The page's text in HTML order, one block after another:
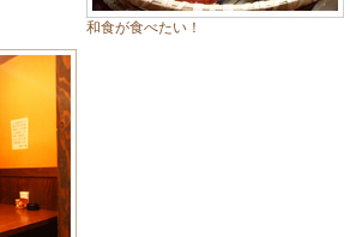
和食が食べたい！